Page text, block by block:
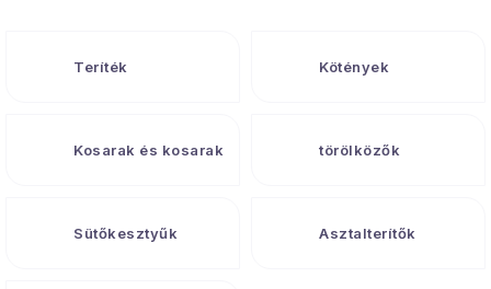
Hobbi és kert
Teríték Kötények
Kosarak és kosarak törölközők
Sütőkesztyűk Asztalterítők